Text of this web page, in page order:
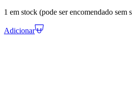
1 em stock (pode ser encomendado sem
Adicionar